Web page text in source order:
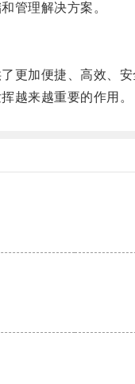
管理解决方案。
加便捷、高效、安
越来越重要的作用。